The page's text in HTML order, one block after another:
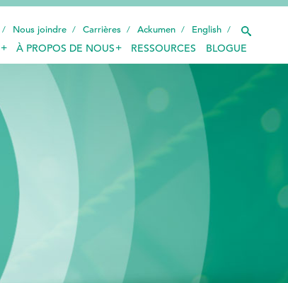
INDUSTRIES
TECHNOLOGIE INTELLIGENTE
INNOVATION
APPLICATIONS
À PROPOS DE NOUS
RESSOURCES
Nous joindre Carrières Ackumen English
À PROPOS DE NOUS RESSOURCES BLOGUE